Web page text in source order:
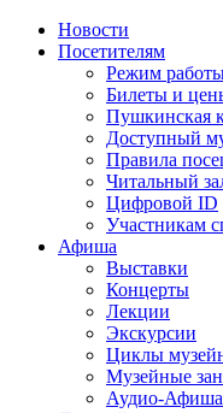
Новости
Посетителям
Режим
Билеты и
Пушкинская
Доступный
Правила
Читальный
Цифровой ID
Участникам
Афиша
Выставки
Концерты
Лекции
Экскурсии
Циклы
Музейные
Аудио-Афиша